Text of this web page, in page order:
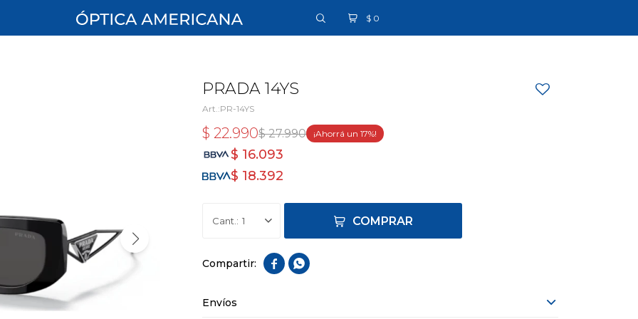
$ 0
PRADA 14YS
PR-14YS
$ 22.990$ 27.990 17
$ 16.093
$ 18.392
1 COMPRAR
 
Envíos